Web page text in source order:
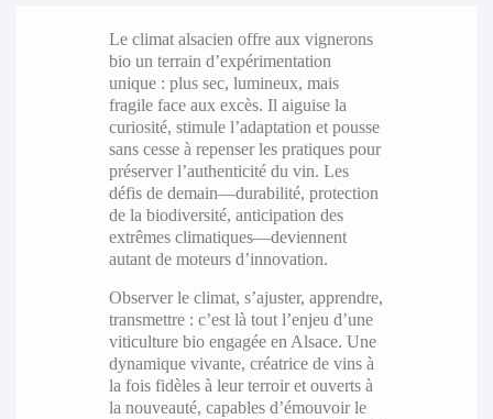
Le climat alsacien offre aux vignerons
bio un terrain d’expérimentation
unique : plus sec, lumineux, mais
fragile face aux excès. Il aiguise la
curiosité, stimule l’adaptation et pousse
sans cesse à repenser les pratiques pour
préserver l’authenticité du vin. Les
défis de demain—durabilité, protection
de la biodiversité, anticipation des
extrêmes climatiques—deviennent
autant de moteurs d’innovation.
Observer le climat, s’ajuster, apprendre,
transmettre : c’est là tout l’enjeu d’une
viticulture bio engagée en Alsace. Une
dynamique vivante, créatrice de vins à
la fois fidèles à leur terroir et ouverts à
la nouveauté, capables d’émouvoir le